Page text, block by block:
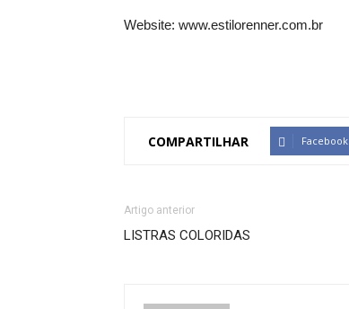
Website: www.estilorenner.com.br
COMPARTILHAR Facebook
Artigo anterior
LISTRAS COLORIDAS